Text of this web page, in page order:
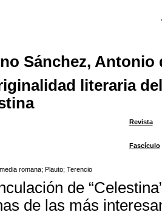
Sánchez, Antonio
literaria
Revista
Fascículo
romana; Plauto; Terencio
de
de las más